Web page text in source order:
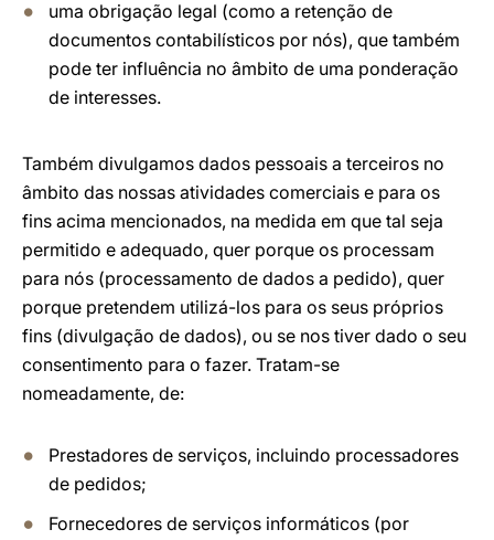
uma obrigação legal (como a retenção de
documentos contabilísticos por nós), que também
pode ter influência no âmbito de uma ponderação
de interesses.
Também divulgamos dados pessoais a terceiros no
âmbito das nossas atividades comerciais e para os
fins acima mencionados, na medida em que tal seja
permitido e adequado, quer porque os processam
para nós (processamento de dados a pedido), quer
porque pretendem utilizá-los para os seus próprios
fins (divulgação de dados), ou se nos tiver dado o seu
consentimento para o fazer. Tratam-se
nomeadamente, de:
Prestadores de serviços, incluindo processadores
de pedidos;
Fornecedores de serviços informáticos (por